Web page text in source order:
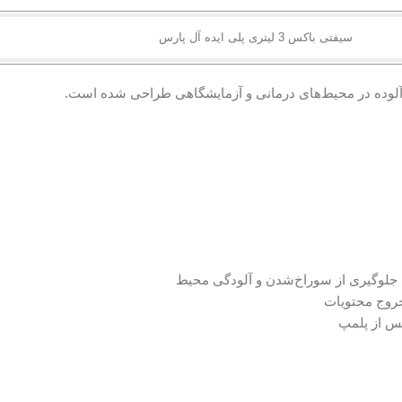
سیفتی باکس 3 لیتری پلی ایده آل پارس
در محیط‌های درمانی و آزمایشگاهی طراحی شده است.
محتویات
از پلمپ